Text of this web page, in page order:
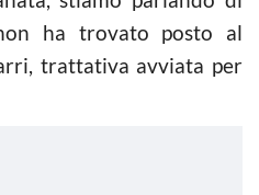
ha trovato posto al
trattativa avviata per